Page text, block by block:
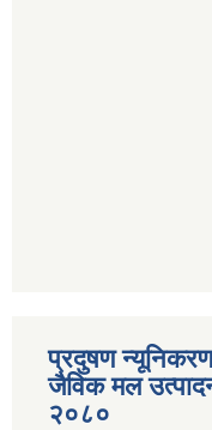
प्रदुषण
जैविक मल
२०८०